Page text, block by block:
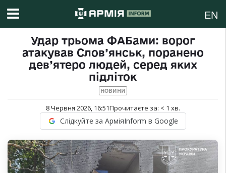
EN
Удар трьома ФАБами: ворог
атакував Слов’янськ, поранено
дев’ятеро людей, серед яких
підліток
НОВИНИ
8 Червня 2026, 16:51Прочитаєте за: < 1 хв.
Слідкуйте за АрміяInform в Google